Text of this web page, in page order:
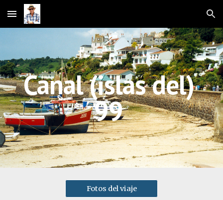
Skip to main content Skip to navigation
Canal (islas del)
99
Fotos del viaje